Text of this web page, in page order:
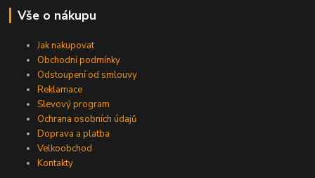
Vše o nákupu
Jak nakupovat
Obchodní podmínky
Odstoupení od smlouvy
Reklamace
Slevový program
Ochrana osobních údajů
Doprava a platba
Velkoobchod
Kontakty